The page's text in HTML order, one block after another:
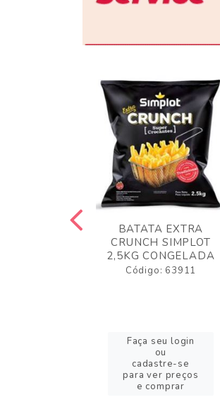
BATATA EXTRA
CRUNCH SIMPLOT
2,5KG CONGELADA
Código: 63911
Faça seu login
ou
cadastre-se
para ver preços
e comprar